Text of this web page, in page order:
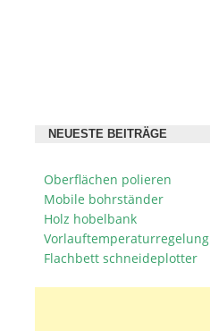
NEUESTE BEITRÄGE
Oberflächen polieren
Mobile bohrständer
Holz hobelbank
Vorlauftemperaturregelung
Flachbett schneideplotter